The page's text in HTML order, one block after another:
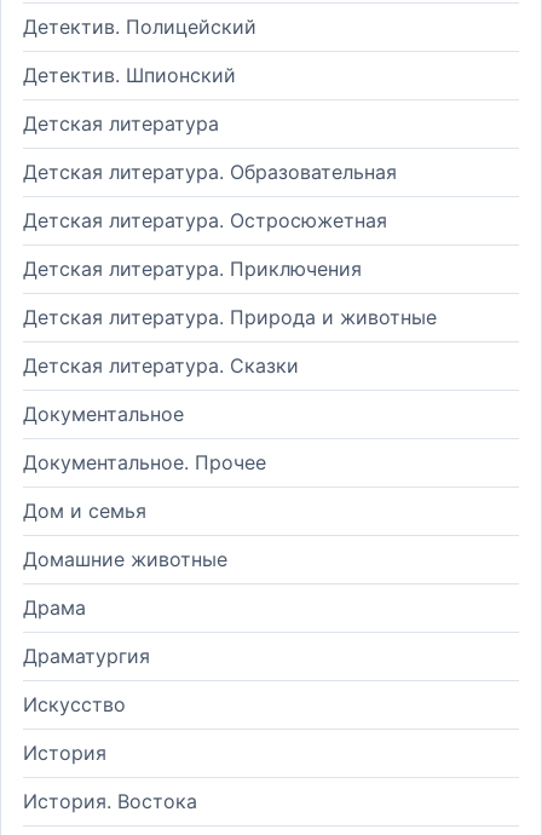
Детектив. Полицейский
Детектив. Шпионский
Детская литература
Детская литература. Образовательная
Детская литература. Остросюжетная
Детская литература. Приключения
Детская литература. Природа и животные
Детская литература. Сказки
Документальное
Документальное. Прочее
Дом и семья
Домашние животные
Драма
Драматургия
Искусство
История
История. Востока